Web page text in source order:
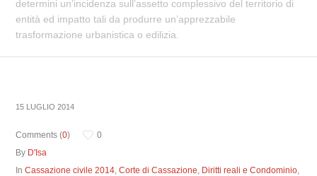
determini un’incidenza sull’assetto complessivo del territorio di
entità ed impatto tali da produrre un’apprezzabile
trasformazione urbanistica o edilizia.
15 LUGLIO 2014
Comments (0)
0
By D'Isa
InCassazione civile 2014,Corte di Cassazione, Diritti reali e Condominio,